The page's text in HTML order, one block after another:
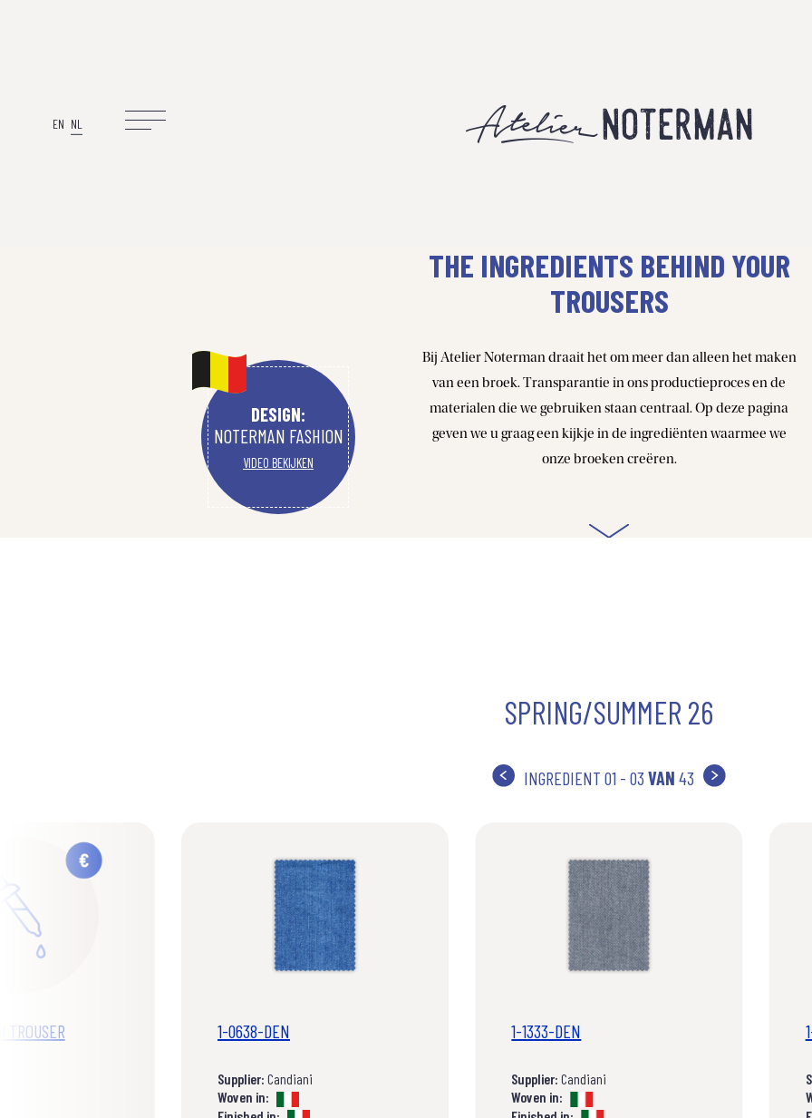
EN NL
THE INGREDIENTS BEHIND YOUR
TROUSERS
Bij Atelier Noterman draait het om meer dan alleen het maken
van een broek. Transparantie in ons productieproces en de
materialen die we gebruiken staan centraal. Op deze pagina
geven we u graag een kijkje in de ingrediënten waarmee we
onze broeken creëren.
DESIGN:
NOTERMAN FASHION
VIDEO BEKIJKEN
SPRING/SUMMER 26
INGREDIENT 01 - 03 VAN 43
1-0638-DEN
Supplier: Candiani
Woven in:
1-1333-DEN
Supplier: Candiani
Woven in:
TROUSER